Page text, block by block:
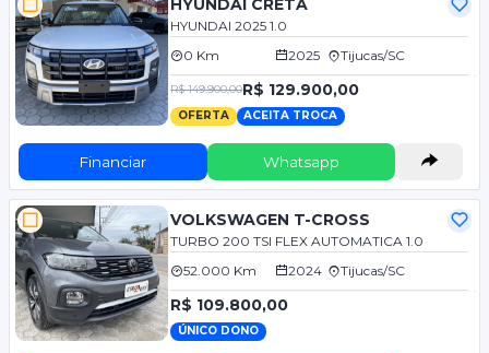
HYUNDAI CRETA
HYUNDAI 2025 1.0
0 Km
2025 Tijucas/SC
R$ 149.900,00R$ 129.900,00
OFERTA ACEITA TROCA
Financiar Whatsapp
VOLKSWAGEN T-CROSS
TURBO 200 TSI FLEX AUTOMATICA 1.0
52.000 Km
2024 Tijucas/SC
R$ 109.800,00
ÚNICO DONO